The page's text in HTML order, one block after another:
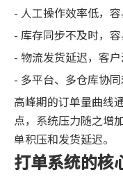
- 人工操作效率低，
- 库存同步不及时，
- 物流发货延迟，客
- 多平台、多仓库协
高峰期的订单量曲线
点，系统压力随之增
单积压和发货延迟。
打单系统的核